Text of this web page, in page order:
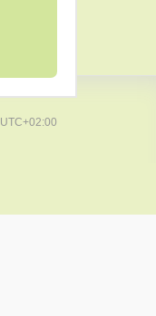
UTC+02:00